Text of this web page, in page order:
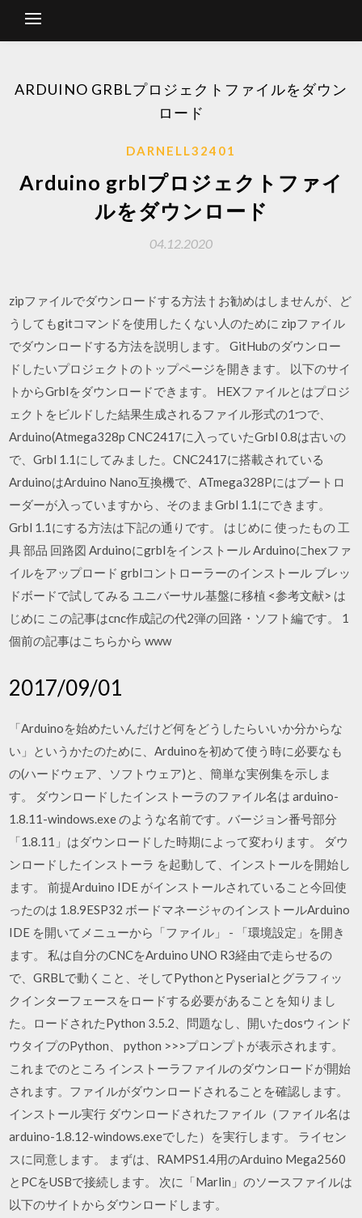
ARDUINO GRBLプロジェクトファイルをダウン
ロード
DARNELL32401
Arduino grblプロジェクトファイ
ルをダウンロード
04.12.2020
zipファイルでダウンロードする方法 † お勧めはしませんが、ど
うしてもgitコマンドを使用したくない人のために zipファイル
でダウンロードする方法を説明します。 GitHubのダウンロー
ドしたいプロジェクトのトップページを開きます。 以下のサイ
トからGrblをダウンロードできます。 HEXファイルとはプロジ
ェクトをビルドした結果生成されるファイル形式の1つで、
Arduino(Atmega328p CNC2417に入っていたGrbl 0.8は古いの
で、Grbl 1.1にしてみました。CNC2417に搭載されている
ArduinoはArduino Nano互換機で、ATmega328Pにはブートロ
ーダーが入っていますから、そのままGrbl 1.1にできます。
Grbl 1.1にする方法は下記の通りです。 はじめに 使ったもの 工
具 部品 回路図 Arduinoにgrblをインストール Arduinoにhexファ
イルをアップロード grblコントローラーのインストール ブレッ
ドボードで試してみる ユニバーサル基盤に移植 <参考文献> は
じめに この記事はcnc作成記の代2弾の回路・ソフト編です。 1
個前の記事はこちらから www
2017/09/01
「Arduinoを始めたいんだけど何をどうしたらいいか分からな
い」というかたのために、Arduinoを初めて使う時に必要なも
の(ハードウェア、ソフトウェア)と、簡単な実例集を示しま
す。 ダウンロードしたインストーラのファイル名は arduino-
1.8.11-windows.exe のような名前です。バージョン番号部分
「1.8.11」はダウンロードした時期によって変わります。 ダウ
ンロードしたインストーラ を起動して、インストールを開始し
ます。 前提Arduino IDE がインストールされていること今回使
ったのは 1.8.9ESP32 ボードマネージャのインストールArduino
IDE を開いてメニューから「ファイル」 - 「環境設定」を開き
ます。 私は自分のCNCをArduino UNO R3経由で走らせるの
で、GRBLで動くこと、そしてPythonとPyserialとグラフィッ
クインターフェースをロードする必要があることを知りまし
た。ロードされたPython 3.5.2、問題なし、開いたdosウィンド
ウタイプのPython、 python >>>プロンプトが表示されます。
これまでのところ インストーラファイルのダウンロードが開始
されます。ファイルがダウンロードされることを確認します。
インストール実行 ダウンロードされたファイル（ファイル名は
arduino-1.8.12-windows.exeでした）を実行します。 ライセン
スに同意します。 まずは、RAMPS1.4用のArduino Mega2560
とPCをUSBで接続します。 次に「Marlin」のソースファイルは
以下のサイトからダウンロードします。